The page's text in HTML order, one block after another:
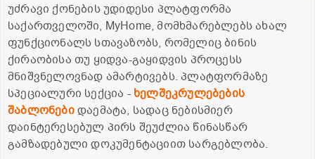
უძრავი ქონების უდიდესი პლატფორმა
საქართველოში, MyHome, მომხმარებლებს ახალ
ფუნქციონალს სთავაზობს, რომელიც ბინის
ქირაობისა თუ ყიდვა-გაყიდვის პროცესს
მნიშვნელოვნად ამარტივებს. პლატფორმაზე
სპეციალური სექცია - ხელშეკრულებების
შაბლონებიდაემატა, სადაც ნებისმიერ
დაინტერესებულ პირს შეუძლია წინასწარ
გამზადებული დოკუმენტაციით სარგებლობა.